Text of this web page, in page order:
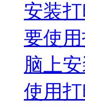
安装
要使
脑上
使用